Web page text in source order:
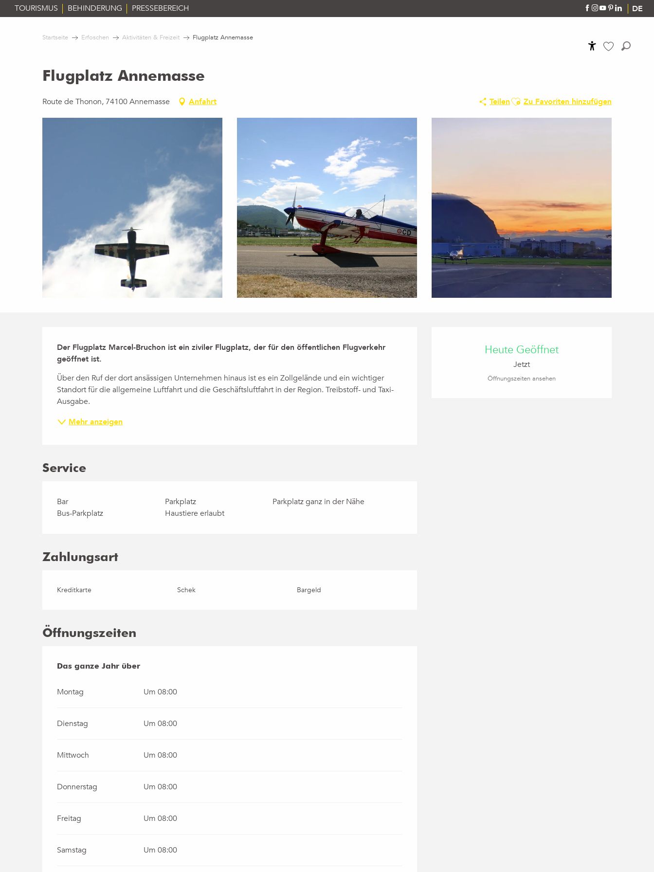
Aller
au
DE
TOURISMUS BEHINDERUNG PRESSEBEREICH
Startseite Erfoschen Aktivitäten & Freizeit Flugplatz Annemasse
Flugplatz Annemasse
Route de Thonon, 74100 Annemasse Anfahrt TeilenAjouter aux favoris
Zu Favoriten hinzufügen
Öffnungszeiten &
Heute Geöffnet
Jetzt
Öffnungszeiten ansehen
Beschreibung
Der Flugplatz Marcel-Bruchon ist ein ziviler Flugplatz, der für den öffentlichen Flugverkehr
geöffnet ist.
Über den Ruf der dort ansässigen Unternehmen hinaus ist es ein Zollgelände und ein wichtiger
Standort für die allgemeine Luftfahrt und die Geschäftsluftfahrt in der Region. Treibstoff- und Taxi-
Ausgabe.
Mehr anzeigen
Service
Bar Parkplatz
Parkplatz ganz in der Nähe
Bus-Parkplatz
Haustiere erlaubt
Zahlungsart
Kreditkarte Schek Bargeld
Öffnungszeiten
Das ganze Jahr über
Das ganze Jahr über
Montag Um 08:00
Dienstag Um 08:00
Mittwoch Um 08:00
Donnerstag Um 08:00
Freitag Um 08:00
Samstag Um 08:00